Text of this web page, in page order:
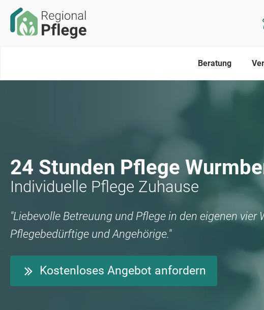
Beratung
24 Stunden Pflege
Individuelle Pflege Zuhause
"Liebevolle Betreuung und Pflege in den eigenen
Pflegebedürftige und Angehörige."
Kostenloses Angebot anfordern